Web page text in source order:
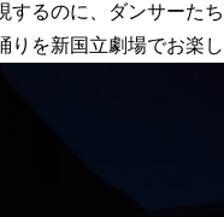
るのに、ダンサーた
を新国立劇場でお楽し